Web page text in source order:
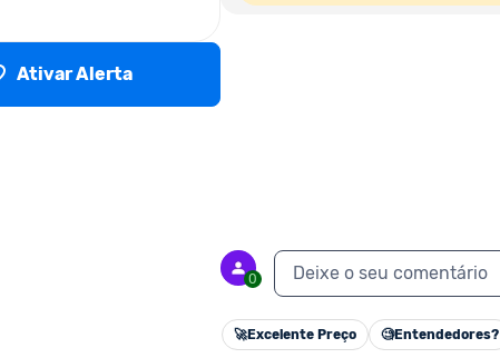
Ativar Alerta
0 Deixe o seu comentário
🚀Excelente Preço 🧐Entendedores?